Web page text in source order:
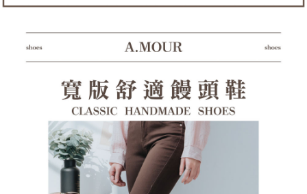
３．未成年的使用者請事先徵得法定代理人或監護人之同意方可使用
「AFTEE先享後付」，若未經同意申辦者引起之損失，本公司不負相關責
任。
時審查核予不同之上限額度；若仍有額度不足之情形，本公司將視審查結果
請求用戶進行身份認證。
５．嚴禁一人註冊多個帳號或使用他人資訊註冊。若發現惡意使用之情形，
恩沛科技股份有限公司將有權停止該用戶之使用額度並採取法律行動。
郵局(離島專用)
海外宅配（貨到付運費） 查看運費